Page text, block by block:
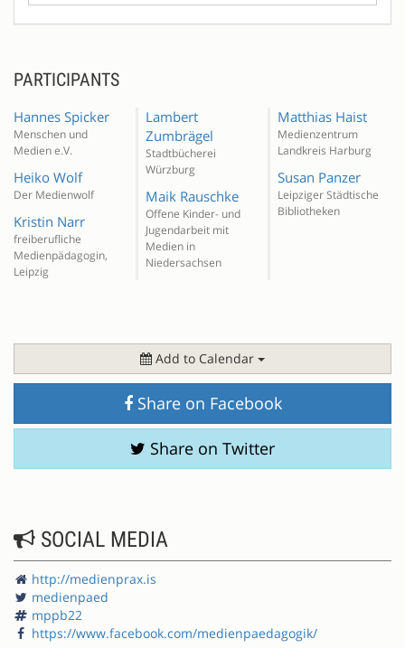
PARTICIPANTS
Hannes Spicker
Menschen und
Medien e.V.
Heiko Wolf
Der Medienwolf
Kristin Narr
freiberufliche
Medienpädagogin,
Leipzig
Lambert
Zumbrägel
Stadtbücherei
Würzburg
Maik Rauschke
Offene Kinder- und
Jugendarbeit mit
Medien in
Niedersachsen
Matthias Haist
Medienzentrum
Landkreis Harburg
Susan Panzer
Leipziger Städtische
Bibliotheken
Add to Calendar
Share on Facebook
Share on Twitter
SOCIAL MEDIA
http://medienprax.is
medienpaed
mppb22
https://www.facebook.com/medienpaedagogik/